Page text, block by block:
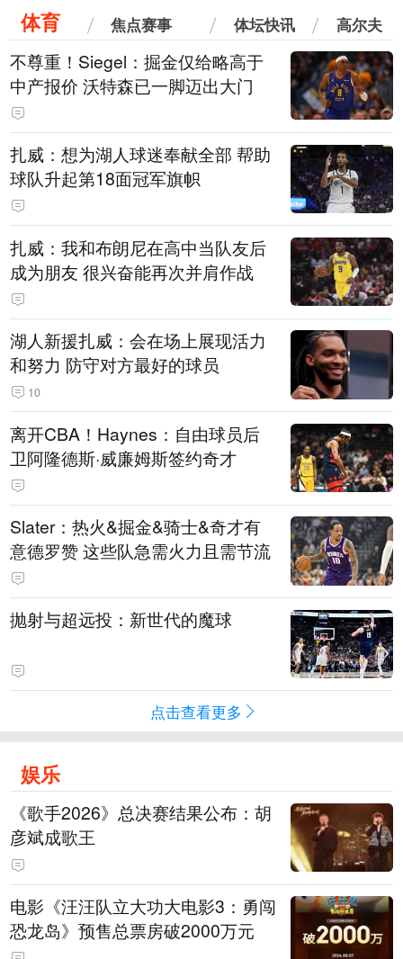
体育 焦点赛事 体坛快讯 高尔夫
不尊重！Siegel：掘金仅给略高于
中产报价 沃特森已一脚迈出大门
扎威：想为湖人球迷奉献全部 帮助
球队升起第18面冠军旗帜
扎威：我和布朗尼在高中当队友后
成为朋友 很兴奋能再次并肩作战
湖人新援扎威：会在场上展现活力
和努力 防守对方最好的球员
10
离开CBA！Haynes：自由球员后
卫阿隆德斯·威廉姆斯签约奇才
Slater：热火&掘金&骑士&奇才有
意德罗赞 这些队急需火力且需节流
抛射与超远投：新世代的魔球
点击查看更多
娱乐
《歌手2026》总决赛结果公布：胡
彦斌成歌王
电影《汪汪队立大功大电影3：勇闯
恐龙岛》预售总票房破2000万元